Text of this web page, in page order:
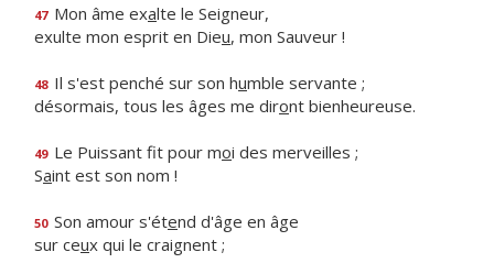
47 Mon âme exalte le Seigneur,
exulte mon esprit en Dieu, mon Sauveur !
48 Il s'est penché sur son humble servante ;
désormais, tous les âges me diront bienheureuse.
49 Le Puissant fit pour moi des merveilles ;
Saint est son nom !
50 Son amour s'étend d'âge en âge
sur ceux qui le craignent ;